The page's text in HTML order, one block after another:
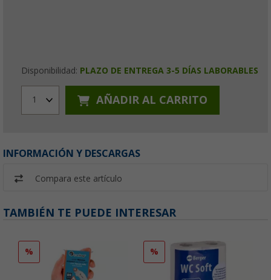
Disponibilidad: PLAZO DE ENTREGA 3-5 DÍAS LABORABLES
1 AÑADIR AL CARRITO
INFORMACIÓN Y DESCARGAS
Compara este artículo
TAMBIÉN TE PUEDE INTERESAR
% %